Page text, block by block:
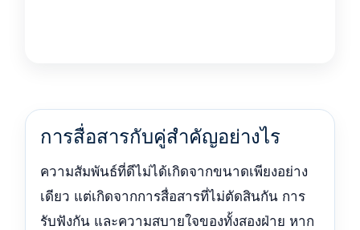
การสื่อสารกับคู่สำคัญอย่างไร
ความสัมพันธ์ที่ดีไม่ได้เกิดจากขนาดเพียงอย่าง
เดียว แต่เกิดจากการสื่อสารที่ไม่ตัดสินกัน การ
รับฟังกัน และความสบายใจของทั้งสองฝ่าย หาก